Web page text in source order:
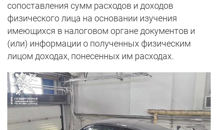
сопоставления сумм расходов и доходов
физического лица на основании изучения
имеющихся в налоговом органе документов и
(или) информации о полученных физическим
лицом доходах, понесенных им расходах.